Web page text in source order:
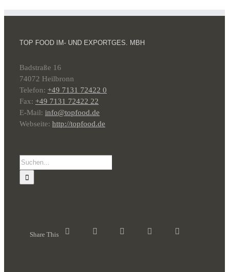
TOP FOOD IM- UND EXPORTGES. MBH
Badstraße 16
74072 Heilbronn
Telefon: +49 7131 72422 0
Fax: +49 7131 72422 22
E-Mail: info@topfood.de
Webseite: http://topfood.de
Suche
nach:
Share This